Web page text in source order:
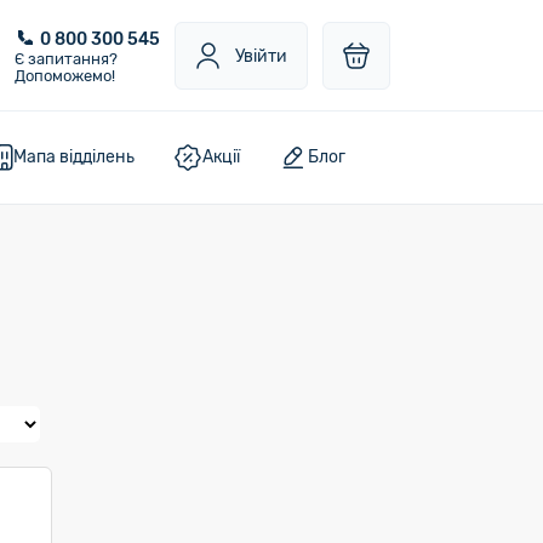
0 800 300 545
Є запитання?
Допоможемо!
Увійти
Мапа відділень Акції Блог